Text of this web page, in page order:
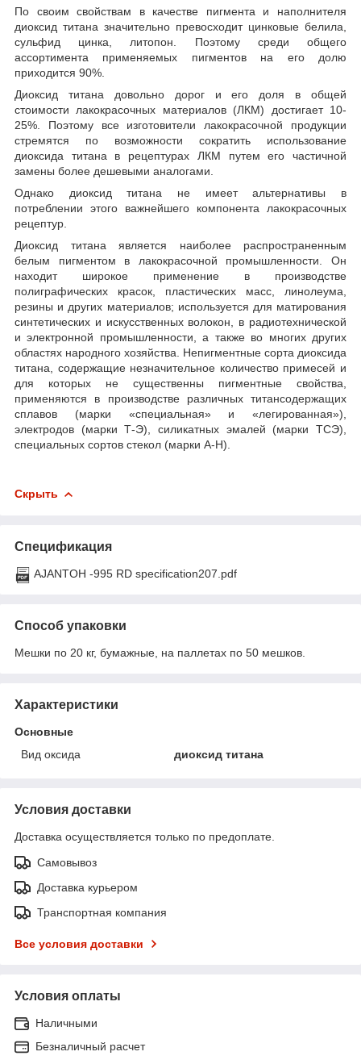
По своим свойствам в качестве пигмента и наполнителя
диоксид титана значительно превосходит цинковые белила,
сульфид цинка, литопон. Поэтому среди общего
ассортимента применяемых пигментов на его долю
приходится 90%.
Диоксид титана довольно дорог и его доля в общей
стоимости лакокрасочных материалов (ЛКМ) достигает 10-
25%. Поэтому все изготовители лакокрасочной продукции
стремятся по возможности сократить использование
диоксида титана в рецептурах ЛКМ путем его частичной
замены более дешевыми аналогами.
Однако диоксид титана не имеет альтернативы в
потреблении этого важнейшего компонента лакокрасочных
рецептур.
Диоксид титана является наиболее распространенным
белым пигментом в лакокрасочной промышленности. Он
находит широкое применение в производстве
полиграфических красок, пластических масс, линолеума,
резины и других материалов; используется для матирования
синтетических и искусственных волокон, в радиотехнической
и электронной промышленности, а также во многих других
областях народного хозяйства. Непигментные сорта диоксида
титана, содержащие незначительное количество примесей и
для которых не существенны пигментные свойства,
применяются в производстве различных титансодержащих
сплавов (марки «специальная» и «легированная»),
электродов (марки Т-Э), силикатных эмалей (марки ТСЭ),
специальных сортов стекол (марки А-Н).
Скрыть
Спецификация
AJANTOH -995 RD specification207.pdf
Способ упаковки
Мешки по 20 кг, бумажные, на паллетах по 50 мешков.
Характеристики
Основные
Вид оксида
диоксид титана
Условия доставки
Доставка осуществляется только по предоплате.
Самовывоз
Доставка курьером
Транспортная компания
Все условия доставки
Условия оплаты
Наличными
Безналичный расчет